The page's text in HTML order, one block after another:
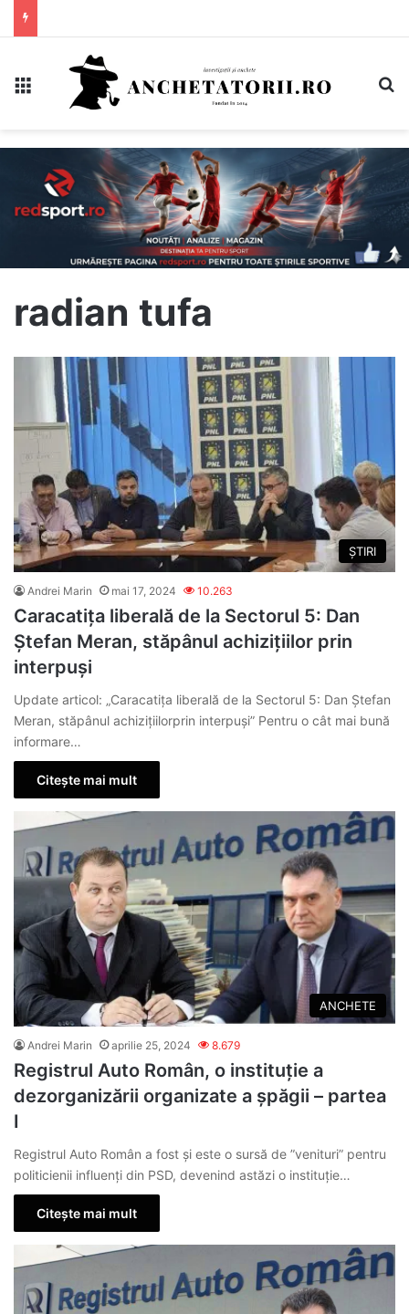
radian tufa
ȘTIRI
Andrei Marin mai 17, 2024 10.263
Caracatița liberală de la Sectorul 5: Dan
Ștefan Meran, stăpânul achizițiilor prin
interpuși
Update articol: „Caracatița liberală de la Sectorul 5: Dan Ștefan
Meran, stăpânul achizițiilorprin interpuși” Pentru o cât mai bună
informare…
Citește mai mult
ANCHETE
Andrei Marin aprilie 25, 2024 8.679
Registrul Auto Român, o instituție a
dezorganizării organizate a șpăgii – partea
I
Registrul Auto Român a fost și este o sursă de ”venituri” pentru
politicienii influenți din PSD, devenind astăzi o instituție…
Citește mai mult